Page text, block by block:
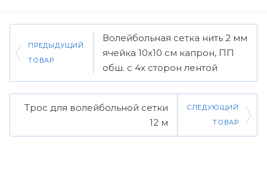
ПРЕДЫДУЩИЙ
ТОВАР
Волейбольная сетка нить 2 мм
ячейка 10х10 см капрон, ПП
обш. с 4х сторон лентой
Трос для волейбольной сетки
12 м
СЛЕДУЮЩИЙ
ТОВАР